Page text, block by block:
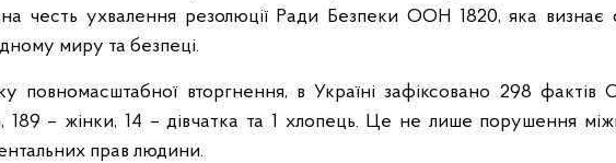
честь ухвалення резолюції Ради Безпеки ООН 1820, яка визнає
миру та безпеці.
повномасштабної вторгнення, в Україні зафіксовано 298
189 – жінки, 14 – дівчатка та 1 хлопець. Це не лише порушення
прав людини.